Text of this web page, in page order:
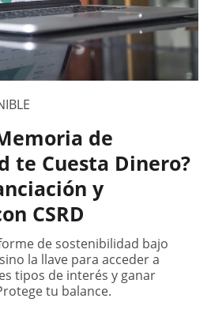
de
te Cuesta Dinero?
y
CSRD
de sostenibilidad bajo
la llave para acceder a
tipos de interés y ganar
tu balance.